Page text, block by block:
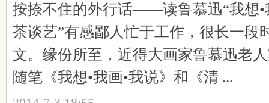
按捺不住的外行话——读鲁慕迅“我想•
茶谈艺”有感鄙人忙于工作，很长一段
文。缘份所至，近得大画家鲁慕迅老
随笔《我想•我画•我说》和《清 ...